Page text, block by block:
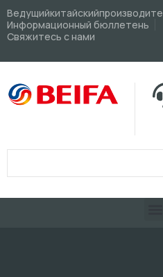
Информационный бюллетень
Свяжитесь с нами